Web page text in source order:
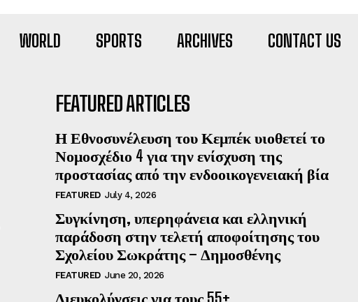
WORLD SPORTS ARCHIVES CONTACT US
FEATURED ARTICLES
Η Εθνοσυνέλευση του Κεμπέκ υιοθετεί το
Νομοσχέδιο 4 για την ενίσχυση της
προστασίας από την ενδοοικογενειακή βία
FEATURED July 4, 2026
Συγκίνηση, υπερηφάνεια και ελληνική
παράδοση στην τελετή αποφοίτησης του
Σχολείου Σωκράτης – Δημοσθένης
FEATURED June 20, 2026
Διευκολύνσεις για τους 55+